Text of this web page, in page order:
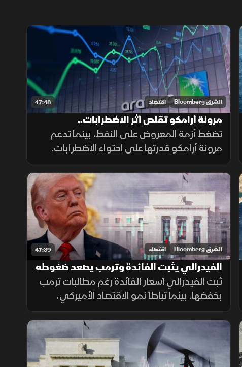
47:48 الشرق Bloomberg اقتصاد
مرونة أرامكو تقلص أثر الاضطرابات..
والأسواق تراهن على التفاوض
تضغط أزمة المعروض على النفط، بينما تدعم
مرونة أرامكو قدرتها على احتواء الاضطرابات.
وتبقى مخاطر هرمز قائمة، فيما تشدد الأسواق
الأوضاع وتتوسع شركات الطيران في الشحن
الجوي.
47:39 الشرق Bloomberg اقتصاد
الفيدرالي يثبت الفائدة وترمب يصعد ضغوطه
على الاقتصاد
ثبت الفيدرالي أسعار الفائدة رغم مطالبات ترمب
بخفضها، بينما تباطأ نمو الاقتصاد الأميركي،
ودخلت رسوم جمركية جديدة حيز التنفيذ، وسط
تصاعد التوتر مع إيران وتقلب أسعار النفط.